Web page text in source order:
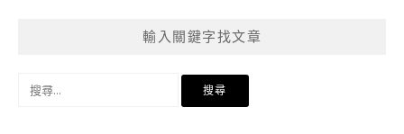
輸入關鍵字找文章